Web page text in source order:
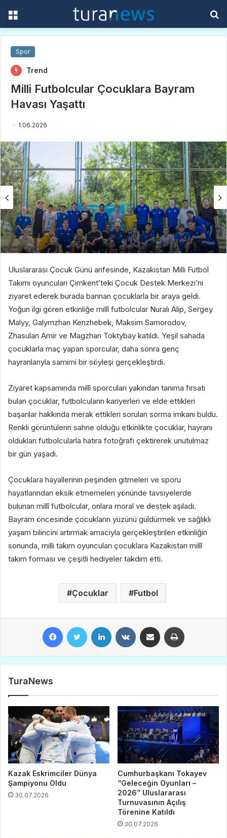
Spor
Trend
Milli Futbolcular Çocuklara Bayram
Havası Yaşattı
1.06.2026
Uluslararası Çocuk Günü arifesinde, Kazakistan Milli Futbol
Takımı oyuncuları Çimkent’teki Çocuk Destek Merkezi’ni
ziyaret ederek burada barınan çocuklarla bir araya geldi.
Yoğun ilgi gören etkinliğe millî futbolcular Nuralı Älip, Sergey
Malyy, Galymzhan Kenzhebek, Maksim Samorodov,
Zhasulan Amir ve Magzhan Toktybay katıldı. Yeşil sahada
çocuklarla maç yapan sporcular, daha sonra genç
hayranlarıyla samimi bir söyleşi gerçekleştirdi.
​Ziyaret kapsamında millî sporcuları yakından tanıma fırsatı
bulan çocuklar, futbolcuların kariyerleri ve elde ettikleri
başarılar hakkında merak ettikleri soruları sorma imkanı buldu.
Renkli görüntülerin sahne olduğu etkinlikte çocuklar, hayranı
oldukları futbolcularla hatıra fotoğrafı çektirerek unutulmaz
bir gün yaşadı.
​Çocuklara hayallerinin peşinden gitmeleri ve sporu
hayatlarından eksik etmemeleri yönünde tavsiyelerde
bulunan millî futbolcular, onlara moral ve destek aşıladı.
Bayram öncesinde çocukların yüzünü güldürmek ve sağlıklı
yaşam bilincini artırmak amacıyla gerçekleştirilen etkinliğin
sonunda, milli takım oyuncuları çocuklara Kazakistan millî
takım forması ve çeşitli hediyeler takdim etti.
Çocuklar Futbol
TuraNews
Kazak Eskrimciler Dünya
Şampiyonu Oldu
30.07.2026
Cumhurbaşkanı Tokayev
“Geleceğin Oyunları –
2026” Uluslararası
Turnuvasının Açılış
Törenine Katıldı
30.07.2026